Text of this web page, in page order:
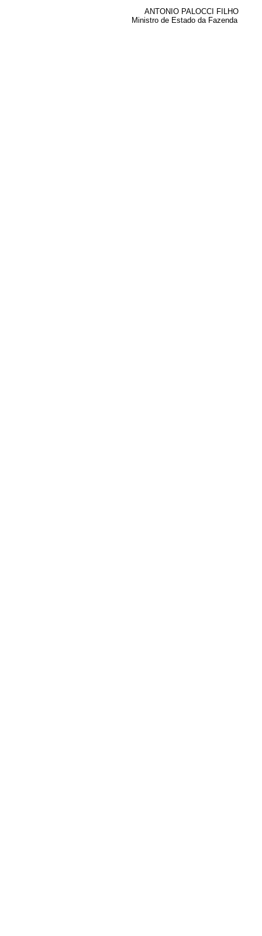
ANTONIO PALOCCI FILHO
Ministro de Estado da Fazenda